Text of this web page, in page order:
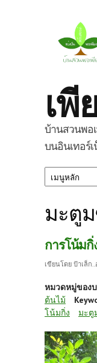
เพี
บ้านสวนพอ
บนอินเทอร์
มะตู
การโน้มกิ่
เขียนโดย ป้าเล็ก
หมวดหมู่ของ
ต้นไม้
โน้มกิ่ง
มะตู